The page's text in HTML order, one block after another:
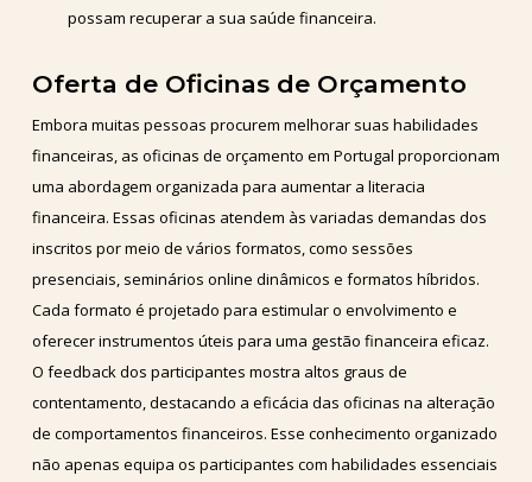
possam recuperar a sua saúde financeira.
Oferta de Oficinas de Orçamento
Embora muitas pessoas procurem melhorar suas habilidades
financeiras, as oficinas de orçamento em Portugal proporcionam
uma abordagem organizada para aumentar a literacia
financeira. Essas oficinas atendem às variadas demandas dos
inscritos por meio de vários formatos, como sessões
presenciais, seminários online dinâmicos e formatos híbridos.
Cada formato é projetado para estimular o envolvimento e
oferecer instrumentos úteis para uma gestão financeira eficaz.
O feedback dos participantes mostra altos graus de
contentamento, destacando a eficácia das oficinas na alteração
de comportamentos financeiros. Esse conhecimento organizado
não apenas equipa os participantes com habilidades essenciais